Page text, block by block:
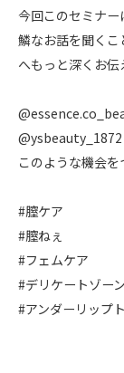
今回このセミナ
鱗なお話を聞く
へもっと深くお
@ysbeauty_1872
このような機会
#膣ケア
#膣ねぇ
#フェムケア
#デリケートゾー
#アンダーリップ